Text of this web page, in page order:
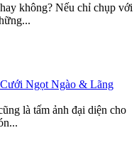
không? Nếu chỉ chụp với
Ngọt Ngào & Lãng
là tấm ảnh đại diện cho